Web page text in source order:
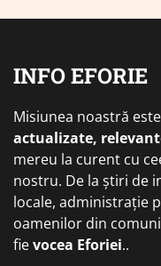
INFO EFORIE
Misiunea noastră
actualizate,
mereu la curent cu
nostru. De la știri de
locale, administrație
oamenilor din
fievocea Eforiei..